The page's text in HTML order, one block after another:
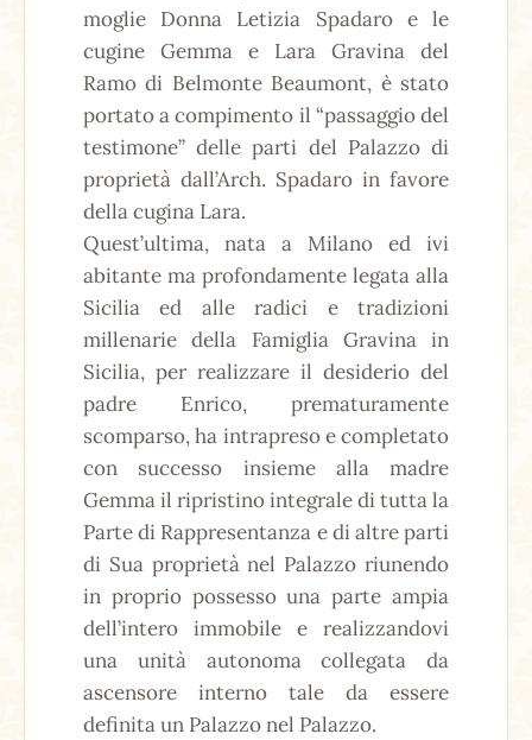
moglie Donna Letizia Spadaro e le
cugine Gemma e Lara Gravina del
Ramo di Belmonte Beaumont, è stato
portato a compimento il “passaggio del
testimone” delle parti del Palazzo di
proprietà dall’Arch. Spadaro in favore
della cugina Lara.
Quest’ultima, nata a Milano ed ivi
abitante ma profondamente legata alla
Sicilia ed alle radici e tradizioni
millenarie della Famiglia Gravina in
Sicilia, per realizzare il desiderio del
padre Enrico, prematuramente
scomparso, ha intrapreso e completato
con successo insieme alla madre
Gemma il ripristino integrale di tutta la
Parte di Rappresentanza e di altre parti
di Sua proprietà nel Palazzo riunendo
in proprio possesso una parte ampia
dell’intero immobile e realizzandovi
una unità autonoma collegata da
ascensore interno tale da essere
definita un Palazzo nel Palazzo.